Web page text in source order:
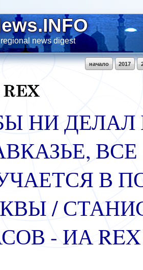
news digest
2017
начало
НИ ДЕЛАЛ
ВСЕ
В
/
- ИА REX